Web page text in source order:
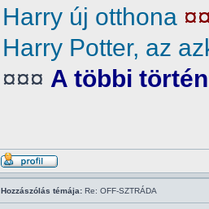
Harry új otthona
Harry Potter, az
¤¤¤ A többi
Hozzászólás témája: Re: OFF-SZTRÁDA